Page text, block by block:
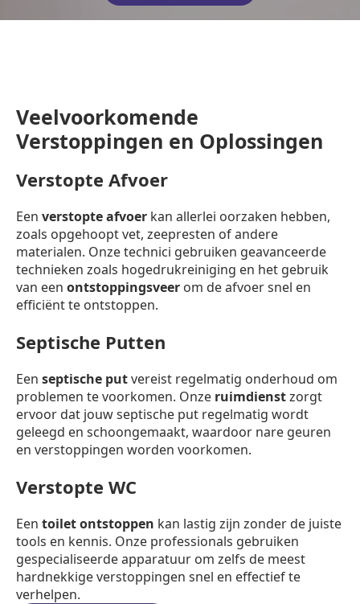
Veelvoorkomende
Verstoppingen en Oplossingen
Verstopte Afvoer
Een verstopte afvoer kan allerlei oorzaken hebben,
zoals opgehoopt vet, zeepresten of andere
materialen. Onze technici gebruiken geavanceerde
technieken zoals hogedrukreiniging en het gebruik
van een ontstoppingsveer om de afvoer snel en
efficiënt te ontstoppen.
Septische Putten
Een septische putvereist regelmatig onderhoud om
problemen te voorkomen. Onze ruimdienstzorgt
ervoor dat jouw septische put regelmatig wordt
geleegd en schoongemaakt, waardoor nare geuren
en verstoppingen worden voorkomen.
Verstopte WC
Een toilet ontstoppen kan lastig zijn zonder de juiste
tools en kennis. Onze professionals gebruiken
gespecialiseerde apparatuur om zelfs de meest
hardnekkige verstoppingen snel en effectief te
verhelpen.